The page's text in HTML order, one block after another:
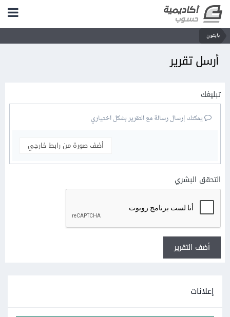
بايثون
أرسل تقرير
تبليغك
يمكنك إرسال رسالة مع التقرير بشكل اختياري
أضف صورة من رابط خارجي
التحقق البشري
أضف التقرير
إعلانات